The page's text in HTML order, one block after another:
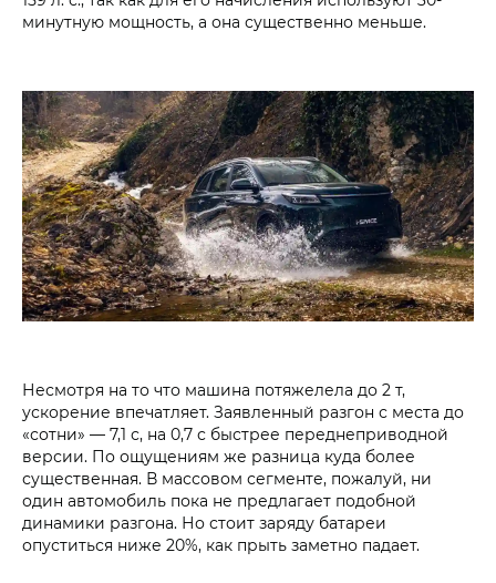
минутную мощность, а она существенно меньше.
Несмотря на то что машина потяжелела до 2 т,
ускорение впечатляет. Заявленный разгон с места до
«сотни» — 7,1 с, на 0,7 с быстрее переднеприводной
версии. По ощущениям же разница куда более
существенная. В массовом сегменте, пожалуй, ни
один автомобиль пока не предлагает подобной
динамики разгона. Но стоит заряду батареи
опуститься ниже 20%, как прыть заметно падает.